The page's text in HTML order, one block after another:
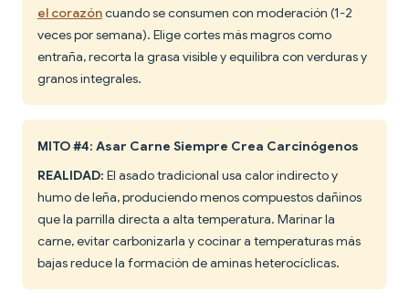
el corazóncuando se consumen con moderación (1-2
veces por semana). Elige cortes más magros como
entraña, recorta la grasa visible y equilibra con verduras y
granos integrales.
MITO #4: Asar Carne Siempre Crea Carcinógenos
REALIDAD: El asado tradicional usa calor indirecto y
humo de leña, produciendo menos compuestos dañinos
que la parrilla directa a alta temperatura. Marinar la
carne, evitar carbonizarla y cocinar a temperaturas más
bajas reduce la formación de aminas heterocíclicas.